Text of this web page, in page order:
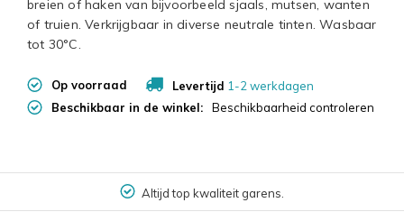
breien of haken van bijvoorbeeld sjaals, mutsen, wanten
of truien. Verkrijgbaar in diverse neutrale tinten. Wasbaar
tot 30°C.
Op voorraad Levertijd 1-2 werkdagen
Beschikbaar in de winkel:
Beschikbaarheid controleren
Altijd top kwaliteit garens.